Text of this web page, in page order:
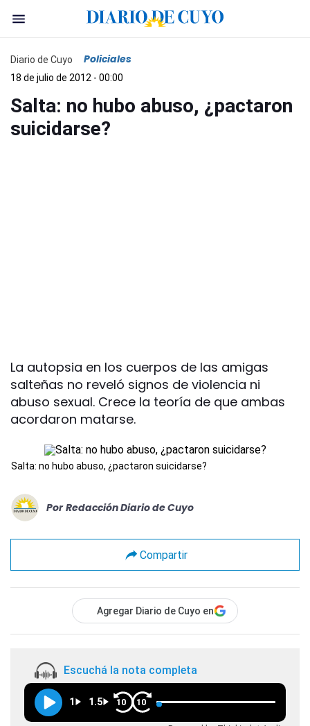
Diario de Cuyo Policiales
18 de julio de 2012 - 00:00
Salta: no hubo abuso, ¿pactaron
suicidarse?
La autopsia en los cuerpos de las amigas
salteñas no reveló signos de violencia ni
abuso sexual. Crece la teoría de que ambas
acordaron matarse.
Salta: no hubo abuso, ¿pactaron suicidarse?
Por Redacción Diario de Cuyo
Compartir
Agregar Diario de Cuyo en
Escuchá la nota completa
1 1.5 10 10